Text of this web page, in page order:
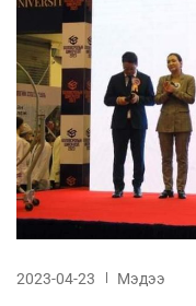
2023-04-23 Мэдээ